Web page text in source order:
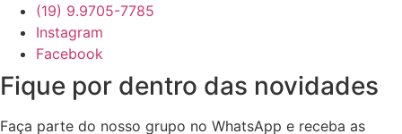
(19) 9.9705-7785
Instagram
Facebook
Fique por dentro das novidades
Faça parte do nosso grupo no WhatsApp e receba as